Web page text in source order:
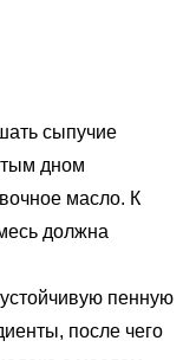
сыпучие
дном
масло. К
должна
пенную
после чего